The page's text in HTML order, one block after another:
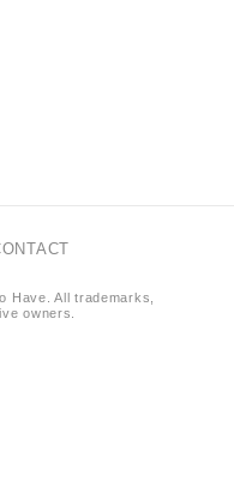
Have. All trademarks,
owners.